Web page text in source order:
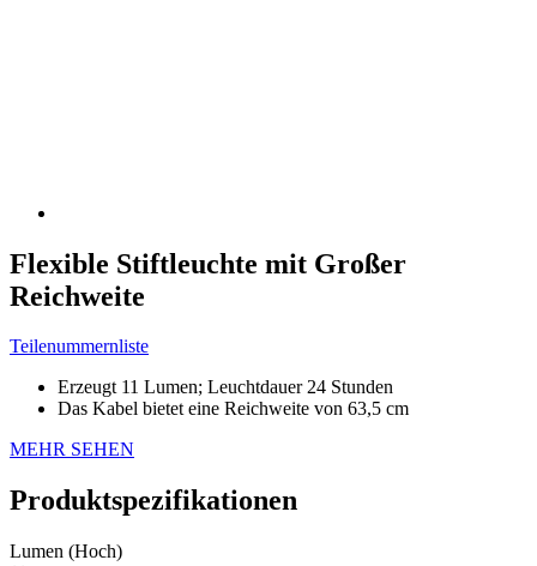
Flexible Stiftleuchte mit Großer
Reichweite
Teilenummernliste
Erzeugt 11 Lumen; Leuchtdauer 24 Stunden
Das Kabel bietet eine Reichweite von 63,5 cm
MEHR SEHEN
Produktspezifikationen
Lumen (Hoch)